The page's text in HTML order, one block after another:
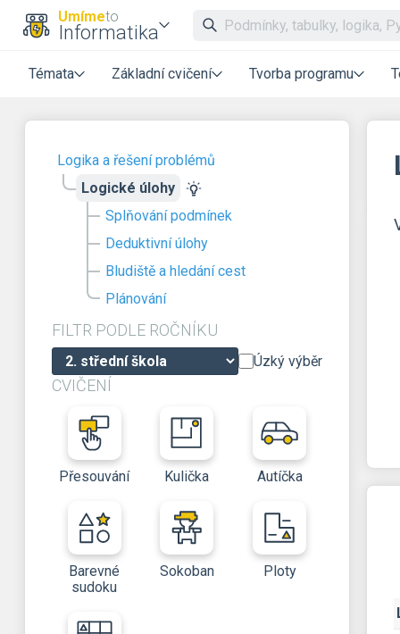
Umímeto
Informatika
Témata Základní cvičení Tvorba programu
Logika a řešení problémů
Logické úlohy
Splňování podmínek
Deduktivní úlohy
Bludiště a hledání cest
Plánování
FILTR PODLE ROČNÍKU
Úzký výběr
CVIČENÍ
Přesouvání Kulička Autíčka
Barevné
sudoku
Sokoban Ploty